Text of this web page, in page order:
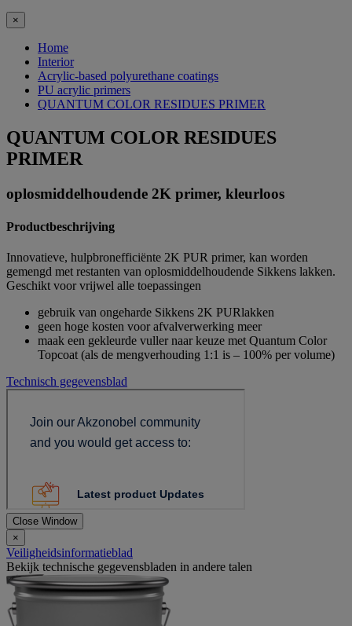
×
Home
Interior
Acrylic-based polyurethane coatings
PU acrylic primers
QUANTUM COLOR RESIDUES PRIMER
QUANTUM COLOR RESIDUES
PRIMER
oplosmiddelhoudende 2K primer, kleurloos
Productbeschrijving
Innovatieve, hulpbronefficiënte 2K PUR primer, kan worden
gemengd met restanten van oplosmiddelhoudende Sikkens lakken.
Geschikt voor vrijwel alle toepassingen
gebruik van ongeharde Sikkens 2K PURlakken
geen hoge kosten voor afvalverwerking meer
maak een gekleurde vuller naar keuze met Quantum Color
Topcoat (als de mengverhouding 1:1 is – 100% per volume)
Technisch gegevensblad
Close Window
×
Veiligheidsinformatieblad
Bekijk technische gegevensbladen in andere talen